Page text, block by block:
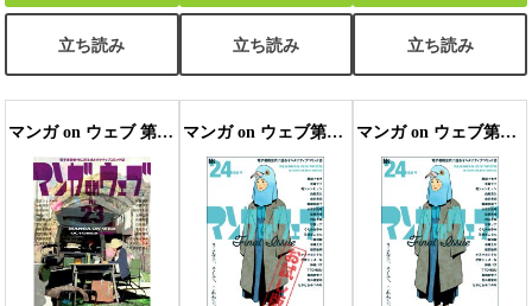
立ち読み 立ち読み 立ち読み
マンガ on ウェブ 第23号 マンガ on ウェブ第24号 無料お試し版 マンガ on ウェブ第24号